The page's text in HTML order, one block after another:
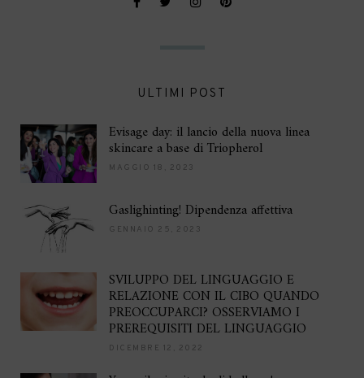
ULTIMI POST
Evisage day: il lancio della nuova linea
skincare a base di Triopherol
MAGGIO 18, 2023
Gaslighinting! Dipendenza affettiva
GENNAIO 25, 2023
SVILUPPO DEL LINGUAGGIO E
RELAZIONE CON IL CIBO QUANDO
PREOCCUPARCI? OSSERVIAMO I
PREREQUISITI DEL LINGUAGGIO
DICEMBRE 12, 2022